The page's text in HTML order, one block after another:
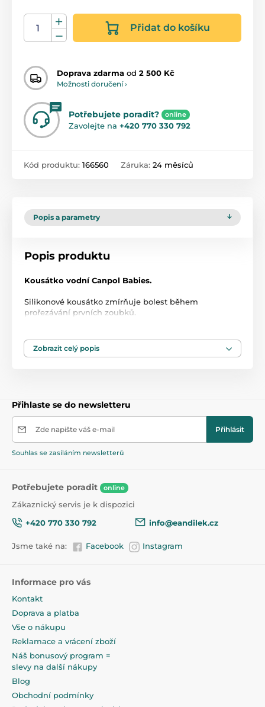
Přidat do košíku
Doprava zdarma od 2 500 Kč
Možnosti doručení ›
Potřebujete poradit? online
Zavolejte na +420 770 330 792
Kód produktu: 166560 Záruka: 24 měsíců
Popis a parametry
Popis produktu
Kousátko vodní Canpol Babies.
Silikonové kousátko zmírňuje bolest během
prořezávání prvních zoubků.
Ideální velikost pro dětské ručičky.
Rozměry: 10 cm.
1. jakost.
Chladící kousátka na zuby
Zobrazit celý popis
Přihlaste se do newsletteru
Zde napište váš e-mail Přihlásit
Souhlas se zasíláním newsletterů
Potřebujete poradit online
Zákaznický servis je k dispozici
+420 770 330 792
info@eandilek.cz
Jsme také na: Facebook Instagram
Informace pro vás
Kontakt
Doprava a platba
Vše o nákupu
Reklamace a vrácení zboží
Náš bonusový program =
slevy na další nákupy
Blog
Obchodní podmínky